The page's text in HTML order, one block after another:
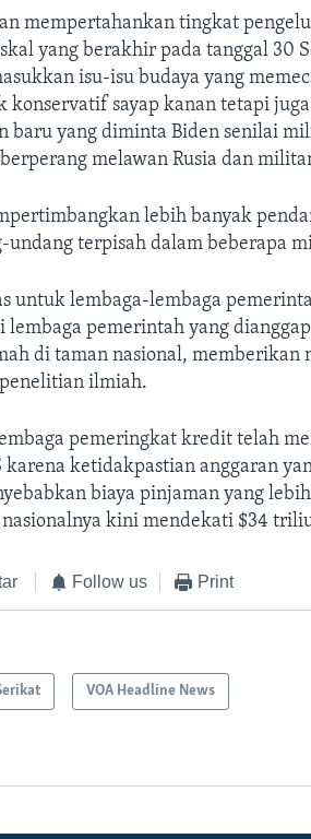
mempertahankan tingkat
yang berakhir pada tanggal 30
isu-isu budaya yang
konservatif sayap kanan tetapi
baru yang diminta Biden senilai
melawan Rusia dan
lebih banyak
terpisah dalam beberapa
untuk lembaga-lembaga
lembaga pemerintah yang
di taman nasional, memberikan
ilmiah.
pemeringkat kredit telah
ketidakpastian anggaran
biaya pinjaman yang
kini mendekati $34
Follow us Print
VOA Headline News